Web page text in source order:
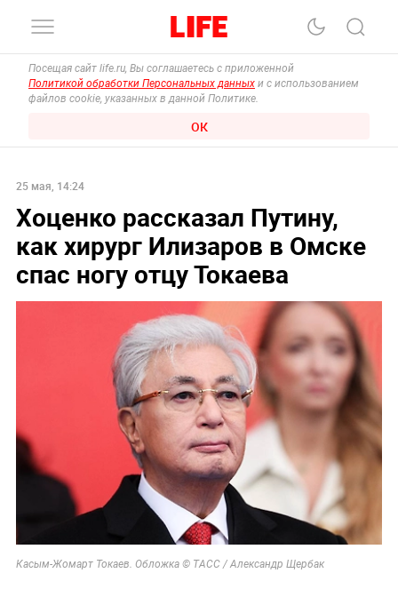
Посещая сайт life.ru, Вы соглашаетесь с приложенной
Политикой обработки Персональных данных и с использованием
файлов cookie, указанных в данной Политике.
ОК
25 мая, 14:24
Хоценко рассказал Путину,
как хирург Илизаров в Омске
спас ногу отцу Токаева
Касым-Жомарт Токаев. Обложка © ТАСС / Александр Щербак